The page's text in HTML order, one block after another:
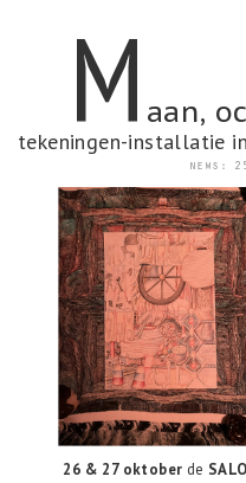
maan,
tekeningen-installatie
news:
26 & 27 oktober de